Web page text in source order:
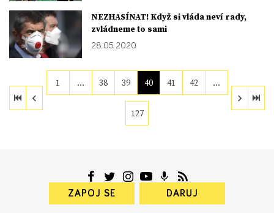
NEZHASÍNAT! Když si vláda neví rady,
zvládneme to sami
28. 05. 2020
1 … 38 39 40 41 42 …
127
ZAPOJ SE DARUJ